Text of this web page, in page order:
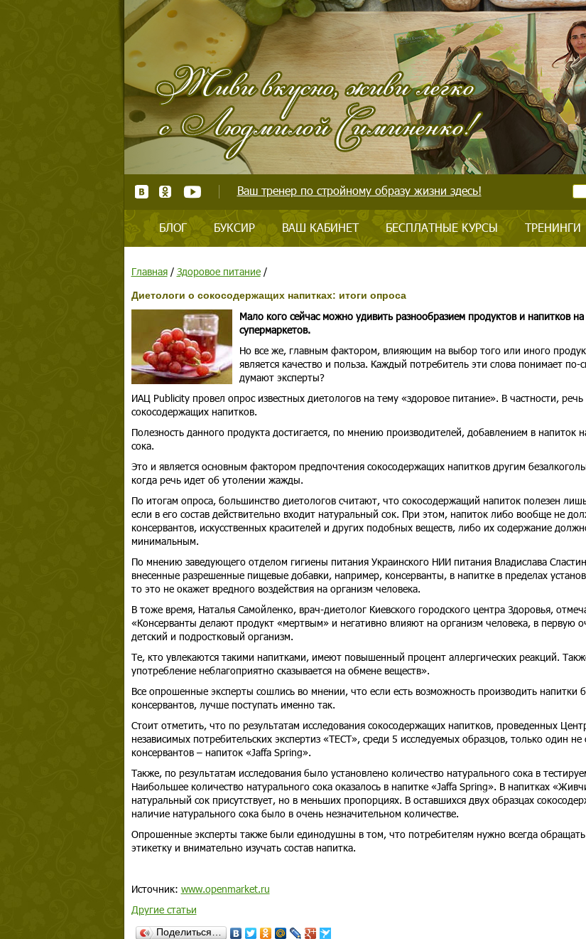
Ваш тренер по стройному образу жизни здесь!
БЛОГ БУКСИР ВАШ КАБИНЕТ БЕСПЛАТНЫЕ КУРСЫ ТРЕНИНГИ
Главная/ Здоровое питание/
Диетологи о сокосодержащих напитках: итоги опроса
Мало кого сейчас можно удивить разнообразием продуктов и напитков на
супермаркетов.
Но все же, главным фактором, влияющим на выбор того или иного
является качество и польза. Каждый потребитель эти слова понимает по-
думают эксперты?
ИАЦ Publicity провел опрос известных диетологов на тему «здоровое питание». В частности,
сокосодержащих напитков.
Полезность данного продукта достигается, по мнению производителей, добавлением в напиток
сока.
Это и является основным фактором предпочтения сокосодержащих напитков другим
когда речь идет об утолении жажды.
По итогам опроса, большинство диетологов считают, что сокосодержащий напиток полезен
если в его состав действительно входит натуральный сок. При этом, напиток либо вообще не
консервантов, искусственных красителей и других подобных веществ, либо их содержание
минимальным.
По мнению заведующего отделом гигиены питания Украинского НИИ питания Владислава
внесенные разрешенные пищевые добавки, например, консерванты, в напитке в пределах
то это не окажет вредного воздействия на организм человека.
В тоже время, Наталья Самойленко, врач-диетолог Киевского городского центра Здоровья,
«Консерванты делают продукт «мертвым» и негативно влияют на организм человека, в первую
детский и подростковый организм.
Те, кто увлекаются такими напитками, имеют повышенный процент аллергических реакций.
употребление неблагоприятно сказывается на обмене веществ».
Все опрошенные эксперты сошлись во мнении, что если есть возможность производить напитки
консервантов, лучше поступать именно так.
Стоит отметить, что по результатам исследования сокосодержащих напитков, проведенных
независимых потребительских экспертиз «ТЕСТ», среди 5 исследуемых образцов, только один не
консервантов – напиток «Jaffa Spring».
Также, по результатам исследования было установлено количество натурального сока в
Наибольшее количество натурального сока оказалось в напитке «Jaffa Spring». В напитках
натуральный сок присутствует, но в меньших пропорциях. В оставшихся двух образцах
наличие натурального сока было в очень незначительном количестве.
Опрошенные эксперты также были единодушны в том, что потребителям нужно всегда
этикетку и внимательно изучать состав напитка.
Источник: www.openmarket.ru
Другие статьи
Поделиться…